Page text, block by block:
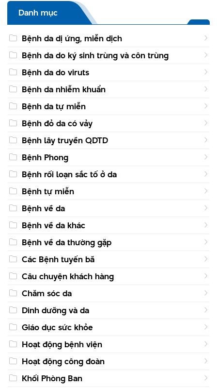
Danh mục
Bệnh da dị ứng, miễn dịch
Bệnh da do ký sinh trùng và côn trùng
Bệnh da do viruts
Bệnh da nhiễm khuẩn
Bệnh da tự miễn
Bệnh đỏ da có vảy
Bệnh lây truyền QDTD
Bệnh Phong
Bệnh rối loạn sắc tố ở da
Bệnh tự miễn
Bệnh về da
Bệnh về da khác
Bệnh về da thường gặp
Các Bệnh tuyến bã
Câu chuyện khách hàng
Chăm sóc da
Dinh dưỡng và da
Giáo dục sức khỏe
Hoạt động bệnh viện
Hoạt động công đoàn
Khối Phòng Ban